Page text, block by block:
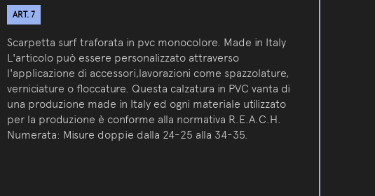
ART. 7
Scarpetta surf traforata in pvc monocolore. Made in Italy
L'articolo può essere personalizzato attraverso
l'applicazione di accessori,lavorazioni come spazzolature,
verniciature o floccature. Questa calzatura in PVC vanta di
una produzione made in Italy ed ogni materiale utilizzato
per la produzione è conforme alla normativa R.E.A.C.H.
Numerata: Misure doppie dalla 24-25 alla 34-35.